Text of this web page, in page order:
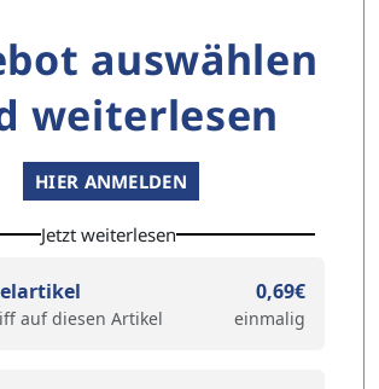
auswählen
weiterlesen
HIER ANMELDEN
Jetzt weiterlesen
auf diesen Artikel
0,69€
einmalig